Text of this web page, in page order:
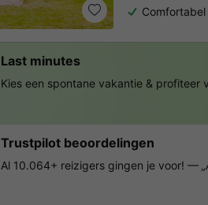
Last minutes
Kies een spontane vakantie & profiteer
Trustpilot beoordelingen
Al 10.064+ reizigers gingen je voor! —